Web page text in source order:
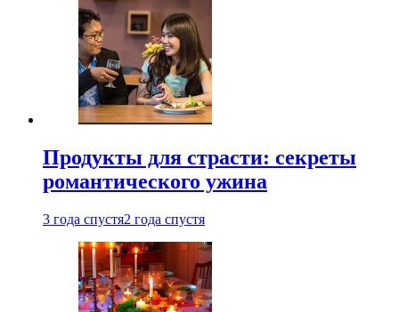
Продукты для страсти: секреты
романтического ужина
3 года спустя2 года спустя